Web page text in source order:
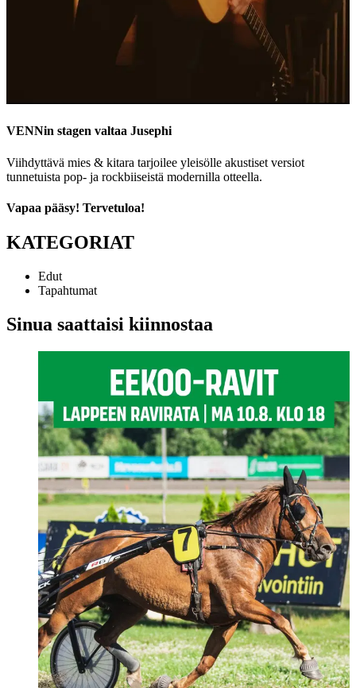
VENNin stagen valtaa Jusephi
Viihdyttävä mies & kitara tarjoilee yleisölle akustiset versiot
tunnetuista pop- ja rockbiiseistä modernilla otteella.
Vapaa pääsy! Tervetuloa!
KATEGORIAT
Edut
Tapahtumat
Sinua saattaisi kiinnostaa